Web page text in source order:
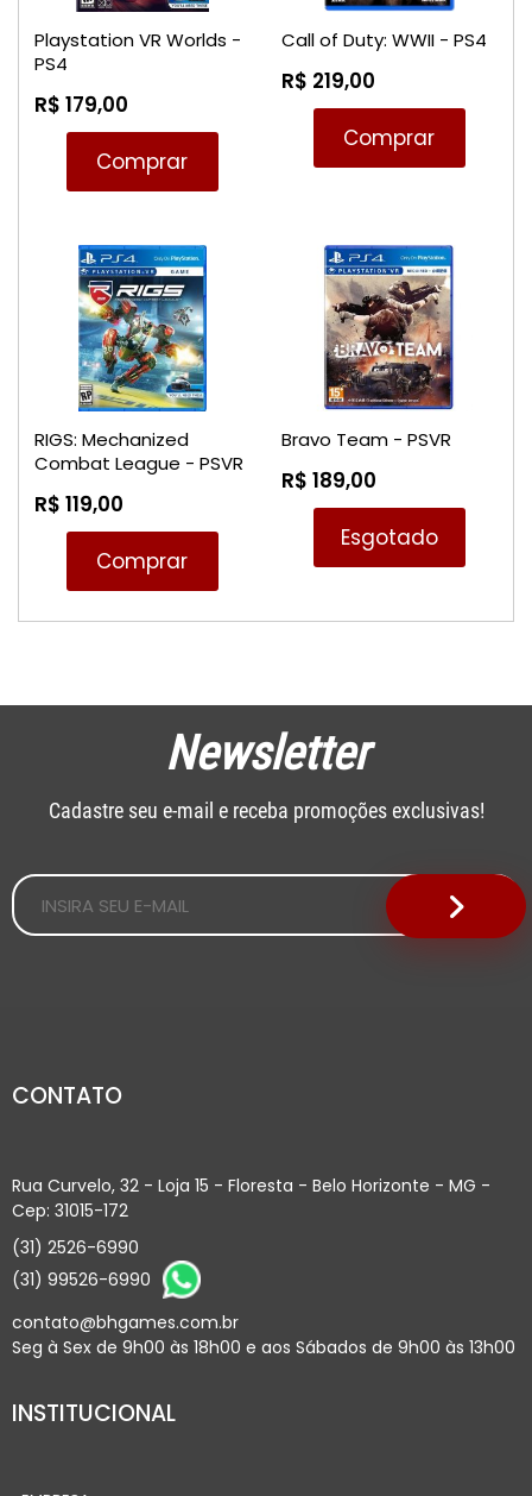
Playstation VR Worlds -
PS4
R$ 179,00
Comprar
Call of Duty: WWII - PS4
R$ 219,00
Comprar
RIGS: Mechanized
Combat League - PSVR
R$ 119,00
Comprar
Bravo Team - PSVR
R$ 189,00
Esgotado
Newsletter
Cadastre seu e-mail e receba promoções exclusivas!
CONTATO
Rua Curvelo, 32 - Loja 15 - Floresta - Belo Horizonte - MG -
Cep: 31015-172
(31) 2526-6990
(31) 99526-6990
contato@bhgames.com.br
Seg à Sex de 9h00 às 18h00 e aos Sábados de 9h00 às 13h00
INSTITUCIONAL